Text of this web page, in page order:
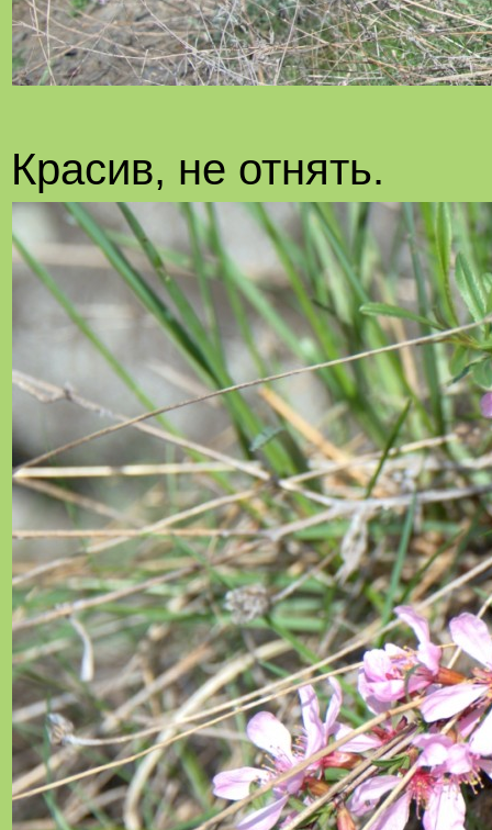
Красив, не отнять.